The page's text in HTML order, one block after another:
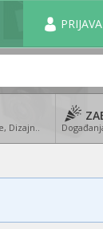
PRIJAVA
Dizajn..